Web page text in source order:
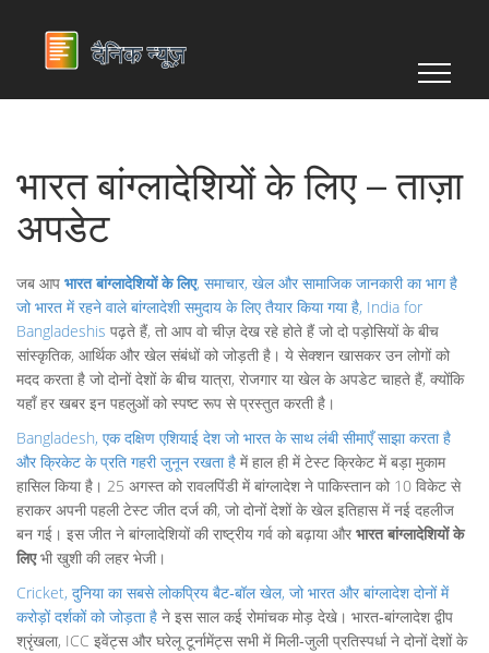
भारत बांग्लादेशियों के लिए – ताज़ा
अपडेट
जब आप भारत बांग्लादेशियों के लिए, समाचार, खेल और सामाजिक जानकारी का भाग है
जो भारत में रहने वाले बांग्लादेशी समुदाय के लिए तैयार किया गया है, India for
Bangladeshis पढ़ते हैं, तो आप वो चीज़ देख रहे होते हैं जो दो पड़ोसियों के बीच
सांस्कृतिक, आर्थिक और खेल संबंधों को जोड़ती है। ये सेक्शन खासकर उन लोगों को
मदद करता है जो दोनों देशों के बीच यात्रा, रोजगार या खेल के अपडेट चाहते हैं, क्योंकि
यहाँ हर खबर इन पहलुओं को स्पष्ट रूप से प्रस्तुत करती है।
Bangladesh, एक दक्षिण एशियाई देश जो भारत के साथ लंबी सीमाएँ साझा करता है
और क्रिकेट के प्रति गहरी जुनून रखता है में हाल ही में टेस्ट क्रिकेट में बड़ा मुकाम
हासिल किया है। 25 अगस्त को रावलपिंडी में बांग्लादेश ने पाकिस्तान को 10 विकेट से
हराकर अपनी पहली टेस्ट जीत दर्ज की, जो दोनों देशों के खेल इतिहास में नई दहलीज
बन गई। इस जीत ने बांग्लादेशियों की राष्ट्रीय गर्व को बढ़ाया और भारत बांग्लादेशियों के
लिएभी खुशी की लहर भेजी।
Cricket, दुनिया का सबसे लोकप्रिय बैट‑बॉल खेल, जो भारत और बांग्लादेश दोनों में
करोड़ों दर्शकों को जोड़ता है ने इस साल कई रोमांचक मोड़ देखे। भारत‑बांग्लादेश द्वीप
श्रृंखला, ICC इवेंट्स और घरेलू टूर्नामेंट्स सभी में मिली‑जुली प्रतिस्पर्धा ने दोनों देशों के